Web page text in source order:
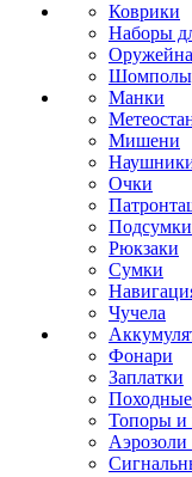
Коврики
Наборы
Шомполы,
Манки
Мишени
Очки
Подсумки
Рюкзаки
Сумки
Чучела
Фонари
Заплатки
Походные
Топоры
Аэрозоли